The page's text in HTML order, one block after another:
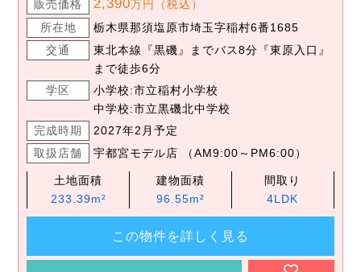
販売価格 2,390万円（税込）
所在地
栃木県那須塩原市埼玉字稲村6番1685
交通
東北本線『黒磯』までバス8分『東原入口』
まで徒歩6分
学区
小学校:市立稲村小学校
中学校:市立黒磯北中学校
完成時期
2027年2月予定
取扱店舗
宇都宮モデル店 （AM9:00～PM6:00）
土地面積
233.39m²
建物面積
96.55m²
間取り
4LDK
この物件を詳しく見る